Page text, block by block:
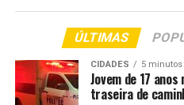
trabalha na identificação das
ÚLTIMAS
CIDADES 5 minutos
Jovem de 17
traseira de